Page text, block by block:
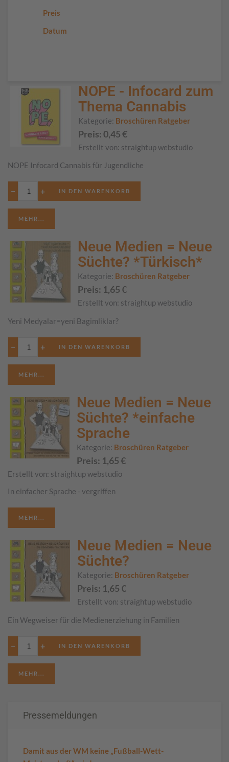
Preis
Datum
NOPE - Infocard zum
Thema Cannabis
Kategorie: Broschüren Ratgeber
Preis: 0,45€
Erstellt von: straightup webstudio
NOPE Infocard Cannabis für Jugendliche
− +
MEHR...
Neue Medien = Neue
Süchte? *Türkisch*
Kategorie: Broschüren Ratgeber
Preis: 1,65€
Erstellt von: straightup webstudio
Yeni Medyalar=yeni Bagimliklar?
− +
MEHR...
Neue Medien = Neue
Süchte? *einfache
Sprache
Kategorie: Broschüren Ratgeber
Preis: 1,65€
Erstellt von: straightup webstudio
In einfacher Sprache - vergriffen
MEHR...
Neue Medien = Neue
Süchte?
Kategorie: Broschüren Ratgeber
Preis: 1,65€
Erstellt von: straightup webstudio
Ein Wegweiser für die Medienerziehung in Familien
− +
MEHR...
Pressemeldungen
Damit aus der WM keine „Fußball-Wett-